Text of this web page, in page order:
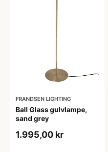
FRANDSEN LIGHTING
Ball Glass gulvlampe,
sand grey
1.995,00 kr